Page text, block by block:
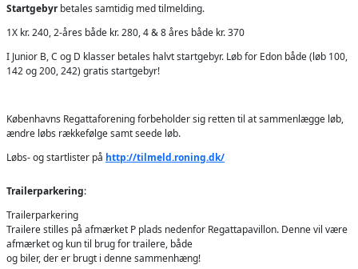
Startgebyrbetales samtidig med tilmelding.
1X kr. 240, 2-åres både kr. 280, 4 & 8 åres både kr. 370
I Junior B, C og D klasser betales halvt startgebyr. Løb for Edon både (løb 100,
142 og 200, 242) gratis startgebyr!
Københavns Regattaforening forbeholder sig retten til at sammenlægge løb,
ændre løbs rækkefølge samt seede løb.
Løbs- og startlister på http://tilmeld.roning.dk/
Trailerparkering:
Trailerparkering
Trailere stilles på afmærket P plads nedenfor Regattapavillon. Denne vil være
afmærket og kun til brug for trailere, både
og biler, der er brugt i denne sammenhæng!